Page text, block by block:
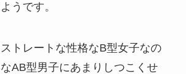
うです。
トレートな性格なB型女子なの
AB型男子にあまりしつこくせ